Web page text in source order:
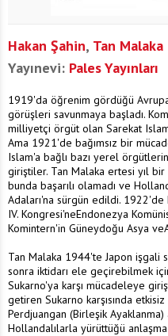
Hakan Şahin, Tan Malaka
Yayınevi: Pales Yayınları
1919'da öğrenim gördüğü
görüşleri savunmaya başladı.
milliyetçi örgüt olan Sarekat
Ama 1921'de bağımsız bir
Islam'a bağlı bazı yerel
giriştiler. Tan Malaka ertesi yıl
bunda başarılı olamadı ve
Adaları'na sürgün edildi. 1922'de
IV. Kongresi'neEndonezya
Komintern'in Güneydoğu Asya
Tan Malaka 1944'te Japon işgali
sonra iktidarı ele geçirebilmek
Sukarno'ya karşı mücadeleye
getiren Sukarno karşısında
Perdjuangan (Birleşik
Hollandalılarla yürüttüğü anlaşma